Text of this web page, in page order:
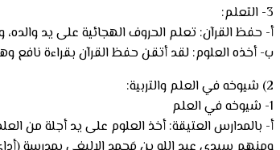
3- التعلم:
أ- حفظ القرآن: تعلم الحروف الهجائية على يد
ب- أخذه العلوم: لقد أتقن حفظ القرآن بقراءة نافع وهو ابن أربع عشرة
2) شيوخه في العلم والتربية:
1- شيوخه في العلم
أ- بالمدارس العتيقة: أخذ العلوم على يد أجلة من